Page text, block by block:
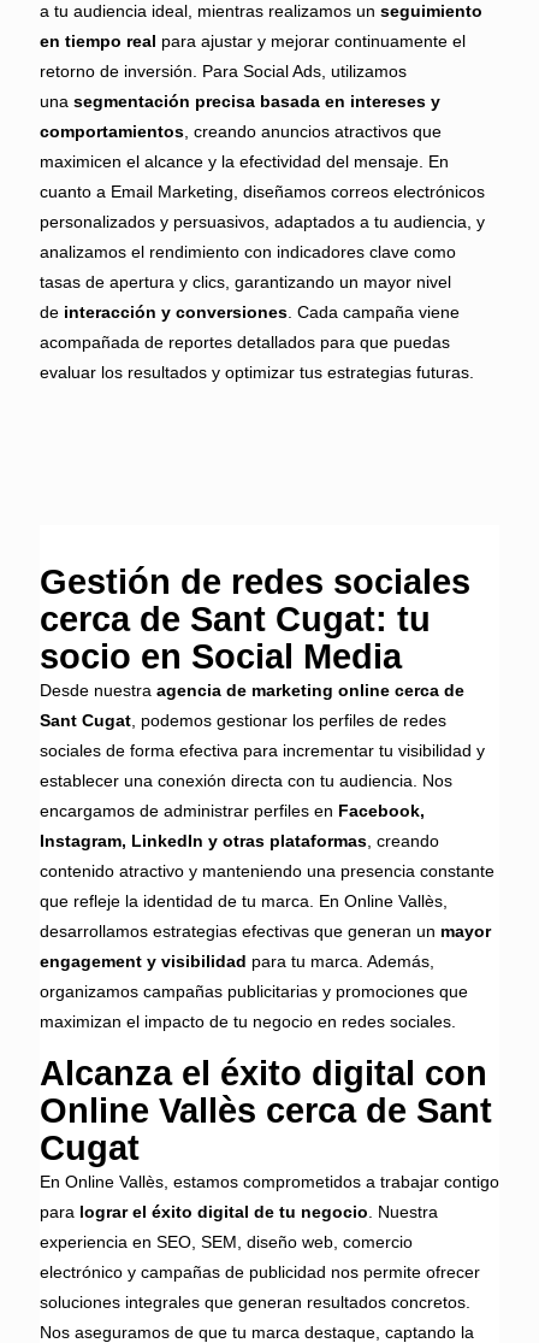
a tu audiencia ideal, mientras realizamos un seguimiento
en tiempo real para ajustar y mejorar continuamente el
retorno de inversión. Para Social Ads, utilizamos
una segmentación precisa basada en intereses y
comportamientos , creando anuncios atractivos que
maximicen el alcance y la efectividad del mensaje. En
cuanto a Email Marketing, diseñamos correos electrónicos
personalizados y persuasivos, adaptados a tu audiencia, y
analizamos el rendimiento con indicadores clave como
tasas de apertura y clics, garantizando un mayor nivel
de interacción y conversiones . Cada campaña viene
acompañada de reportes detallados para que puedas
evaluar los resultados y optimizar tus estrategias futuras.
Gestión de redes sociales
cerca de Sant Cugat: tu
socio en Social Media
Desde nuestra agencia de marketing online cerca de
Sant Cugat , podemos gestionar los perfiles de redes
sociales de forma efectiva para incrementar tu visibilidad y
establecer una conexión directa con tu audiencia. Nos
encargamos de administrar perfiles en Facebook,
Instagram, LinkedIn y otras plataformas , creando
contenido atractivo y manteniendo una presencia constante
que refleje la identidad de tu marca. En Online Vallès,
desarrollamos estrategias efectivas que generan un mayor
engagement y visibilidad para tu marca. Además,
organizamos campañas publicitarias y promociones que
maximizan el impacto de tu negocio en redes sociales.
Alcanza el éxito digital con
Online Vallès cerca de Sant
Cugat
En Online Vallès, estamos comprometidos a trabajar contigo
para lograr el éxito digital de tu negocio . Nuestra
experiencia en SEO, SEM, diseño web, comercio
electrónico y campañas de publicidad nos permite ofrecer
soluciones integrales que generan resultados concretos.
Nos aseguramos de que tu marca destaque, captando la